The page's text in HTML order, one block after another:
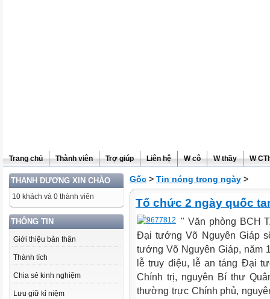
Trang chủ Thành viên Trợ giúp Liên hệ W cô W thầy W
THANH DƯƠNG XIN CHÀO
10 khách và 0 thành viên
THÔNG TIN
Giới thiệu bản thân
Thành tích
Chia sẻ kinh nghiệm
Lưu giữ kỉ niệm
Gốc > Tin nóng trong ngày >
Tổ chức 2 ngày quốc
" Văn phòng BCH
Đại tướng Võ Nguyên Giáp
tướng Võ Nguyên Giáp, năm
lễ truy điệu, lễ an táng Đại
Chính trị, nguyên Bí thư
thường trực Chính phủ,